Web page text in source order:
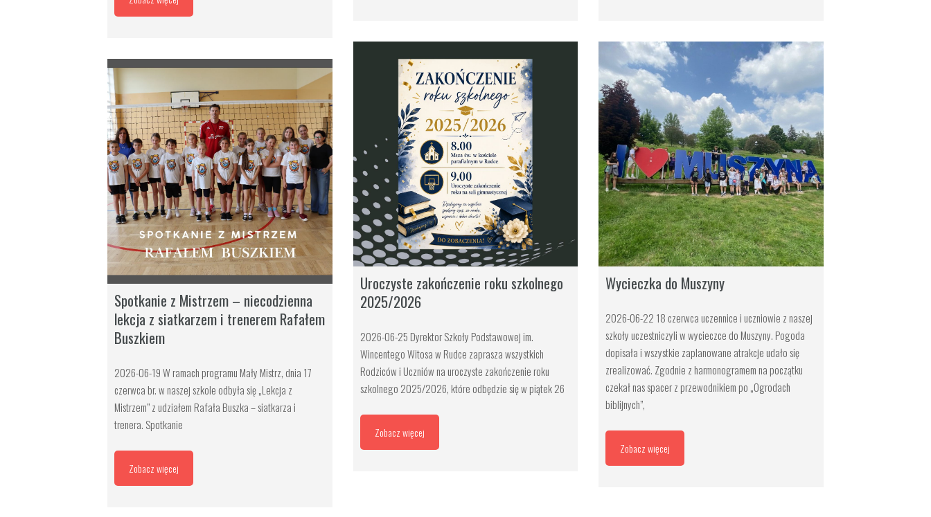
Uroczyste zakończenie roku szkolnego
2025/2026
2026-06-25 Dyrektor Szkoły Podstawowej im.
Wincentego Witosa w Rudce zaprasza wszystkich
Rodziców i Uczniów na uroczyste zakończenie roku
szkolnego 2025/2026, które odbędzie się w piątek 26
Zobacz więcej
Wycieczka do Muszyny
2026-06-22 18 czerwca uczennice i uczniowie z naszej
szkoły uczestniczyli w wycieczce do Muszyny. Pogoda
dopisała i wszystkie zaplanowane atrakcje udało się
zrealizować. Zgodnie z harmonogramem na początku
czekał nas spacer z przewodnikiem po „Ogrodach
biblijnych”,
Zobacz więcej
Spotkanie z Mistrzem – niecodzienna
lekcja z siatkarzem i trenerem Rafałem
Buszkiem
2026-06-19 W ramach programu Mały Mistrz, dnia 17
czerwca br. w naszej szkole odbyła się „Lekcja z
Mistrzem” z udziałem Rafała Buszka – siatkarza i
trenera. Spotkanie
Zobacz więcej